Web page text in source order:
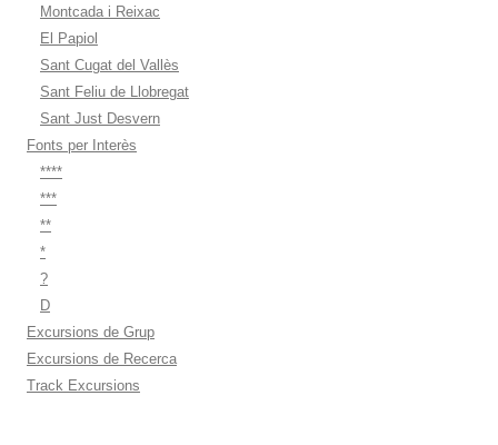
Montcada i Reixac
El Papiol
Sant Cugat del Vallès
Sant Feliu de Llobregat
Sant Just Desvern
Fonts per Interès
****
***
**
*
?
D
Excursions de Grup
Excursions de Recerca
Track Excursions